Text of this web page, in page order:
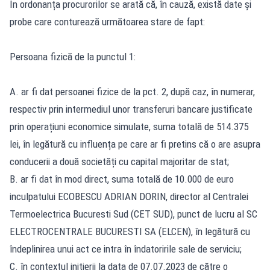
În ordonanța procurorilor se arată că, în cauză, există date și
probe care conturează următoarea stare de fapt:
Persoana fizică de la punctul 1:
A. ar fi dat persoanei fizice de la pct. 2, după caz, în numerar,
respectiv prin intermediul unor transferuri bancare justificate
prin operațiuni economice simulate, suma totală de 514.375
lei, în legătură cu influența pe care ar fi pretins că o are asupra
conducerii a două societăți cu capital majoritar de stat;
B. ar fi dat în mod direct, suma totală de 10.000 de euro
inculpatului ECOBESCU ADRIAN DORIN, director al Centralei
Termoelectrica Bucuresti Sud (CET SUD), punct de lucru al SC
ELECTROCENTRALE BUCURESTI SA (ELCEN), în legătură cu
îndeplinirea unui act ce intra în îndatoririle sale de serviciu;
C. în contextul inițierii la data de 07.07.2023 de către o